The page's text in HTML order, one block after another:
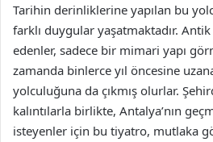
Tarihin derinliklerine yapılan bu
farklı duygular yaşatmaktadır.
edenler, sadece bir mimari yapı
zamanda binlerce yıl öncesine
yolculuğuna da çıkmış olurlar.
kalıntılarla birlikte, Antalya’nın
isteyenler için bu tiyatro, mutlaka